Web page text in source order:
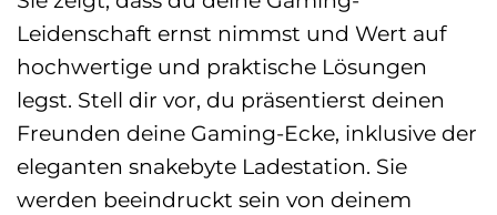
Leidenschaft ernst nimmst und Wert auf
hochwertige und praktische Lösungen
legst. Stell dir vor, du präsentierst deinen
Freunden deine Gaming-Ecke, inklusive der
eleganten snakebyte Ladestation. Sie
werden beeindruckt sein von deinem